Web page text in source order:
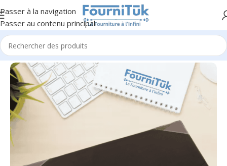
Passer à la navigation
Passer au contenu principal
Accueil/Fourniture de Bureau/Accessoires de Bureau